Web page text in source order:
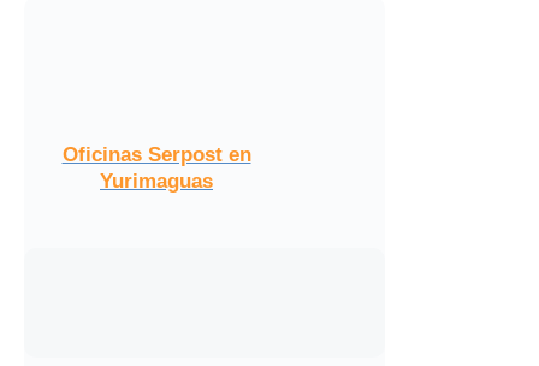
Oficinas Serpost en
Yurimaguas